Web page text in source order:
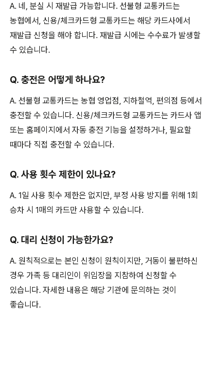
A. 네, 분실 시 재발급 가능합니다. 선불형 교통카드는
농협에서, 신용/체크카드형 교통카드는 해당 카드사에서
재발급 신청을 해야 합니다. 재발급 시에는 수수료가 발생할
수 있습니다.
Q. 충전은 어떻게 하나요?
A. 선불형 교통카드는 농협 영업점, 지하철역, 편의점 등에서
충전할 수 있습니다. 신용/체크카드형 교통카드는 카드사 앱
또는 홈페이지에서 자동 충전 기능을 설정하거나, 필요할
때마다 직접 충전할 수 있습니다.
Q. 사용 횟수 제한이 있나요?
A. 1일 사용 횟수 제한은 없지만, 부정 사용 방지를 위해 1회
승차 시 1매의 카드만 사용할 수 있습니다.
Q. 대리 신청이 가능한가요?
A. 원칙적으로는 본인 신청이 원칙이지만, 거동이 불편하신
경우 가족 등 대리인이 위임장을 지참하여 신청할 수
있습니다. 자세한 내용은 해당 기관에 문의하는 것이
좋습니다.